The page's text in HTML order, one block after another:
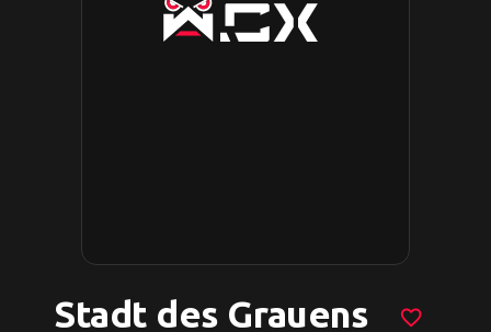
Stadt des Grauens favorite_border